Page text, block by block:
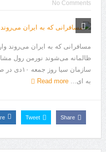
No Comments
مسافرانی که به ایران می‌روند
ظالمانه‌ می‌شوند نورمن رول
سازمان
به ای... Read more
Share
Tweet